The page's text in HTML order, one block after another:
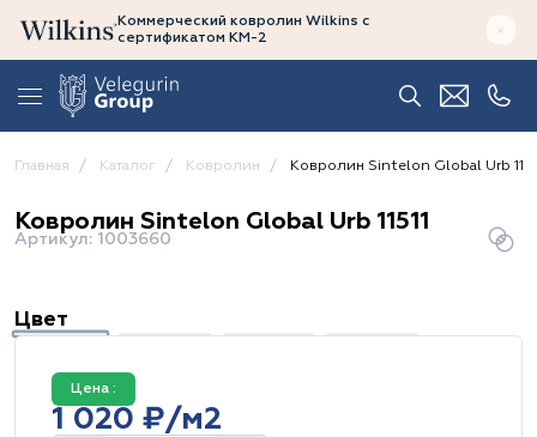
Коммерческий ковролин Wilkins с
сертификатом КМ-2
Главная Каталог Ковролин Ковролин Sintelon Global Urb
Ковролин Sintelon Global Urb 11511
Артикул: 1003660
Цвет
Цена :
1 020 ₽/м2